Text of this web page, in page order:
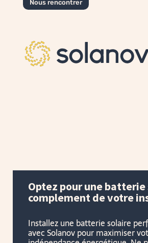
Nous rencontrer
Optez pour une batterie
complement de votre
Installez une batterie solaire
avec Solanov pour maximiser